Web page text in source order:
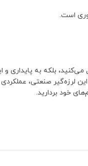
است.
می‌کنید، بلکه به
صنعتی، عملکردی
خود بردارید.